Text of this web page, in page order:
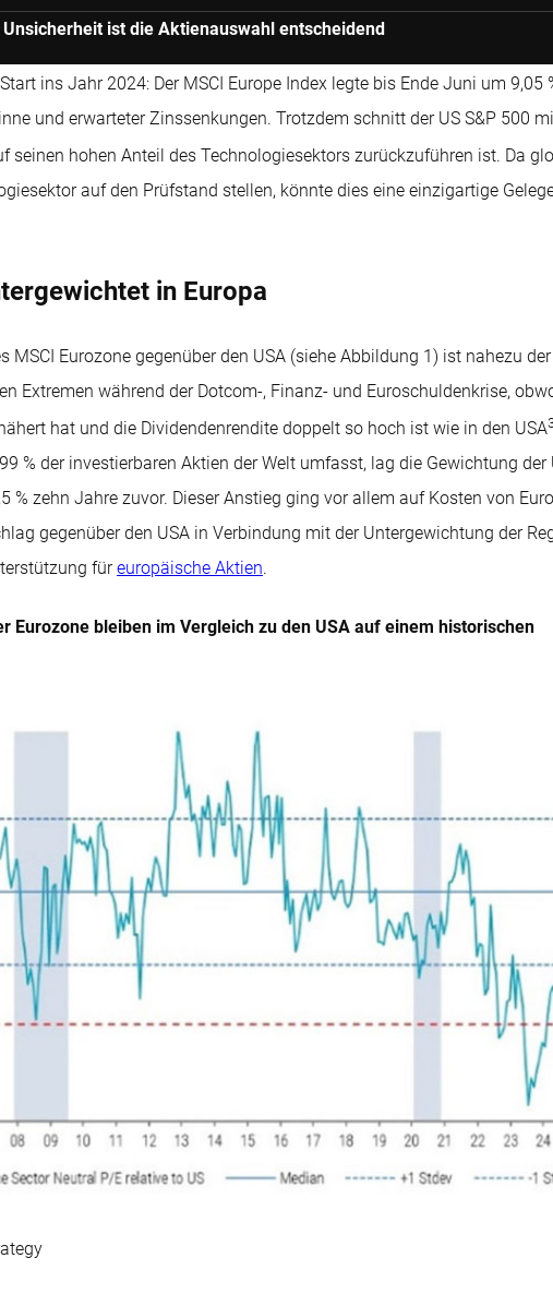
ist die Aktienauswahl entscheidend
ins Jahr 2024: Der MSCI Europe Index legte bis Ende Juni um 9,05
und erwarteter Zinssenkungen. Trotzdem schnitt der US S&P 500
seinen hohen Anteil des Technologiesektors zurückzuführen ist. Da
auf den Prüfstand stellen, könnte dies eine einzigartige
in Europa
MSCI Eurozone gegenüber den USA (siehe Abbildung 1) ist nahezu
Extremen während der Dotcom-, Finanz- und Euroschuldenkrise,
hat und die Dividendenrendite doppelt so hoch ist wie in den USA
% der investierbaren Aktien der Welt umfasst, lag die Gewichtung der
% zehn Jahre zuvor. Dieser Anstieg ging vor allem auf Kosten von
gegenüber den USA in Verbindung mit der Untergewichtung der
füreuropäische Aktien.
Eurozone bleiben im Vergleich zu den USA auf einem historischen